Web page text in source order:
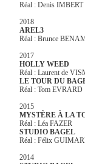
Réal : Denis IMBERT
2018
AREL3
Réal : Brunce
2017
HOLLY WEED
Réal : Laurent de
LE TOUR DU
Réal : Tom EVRARD
2015
MYSTÈRE À LA
Réal : Léa FAZER
STUDIO BAGEL
Réal : Félix
2014